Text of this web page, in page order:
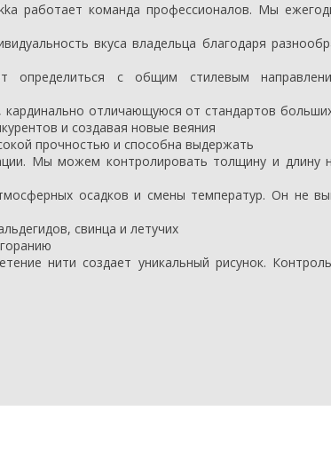
работает команда профессионалов. Мы
вкуса владельца благодаря
определиться с общим стилевым
отличающуюся от стандартов
и создавая новые веяния
прочностью и способна выдержать
Мы можем контролировать толщину и длину
осадков и смены температур. Он не
свинца и летучих
нити создает уникальный рисунок.